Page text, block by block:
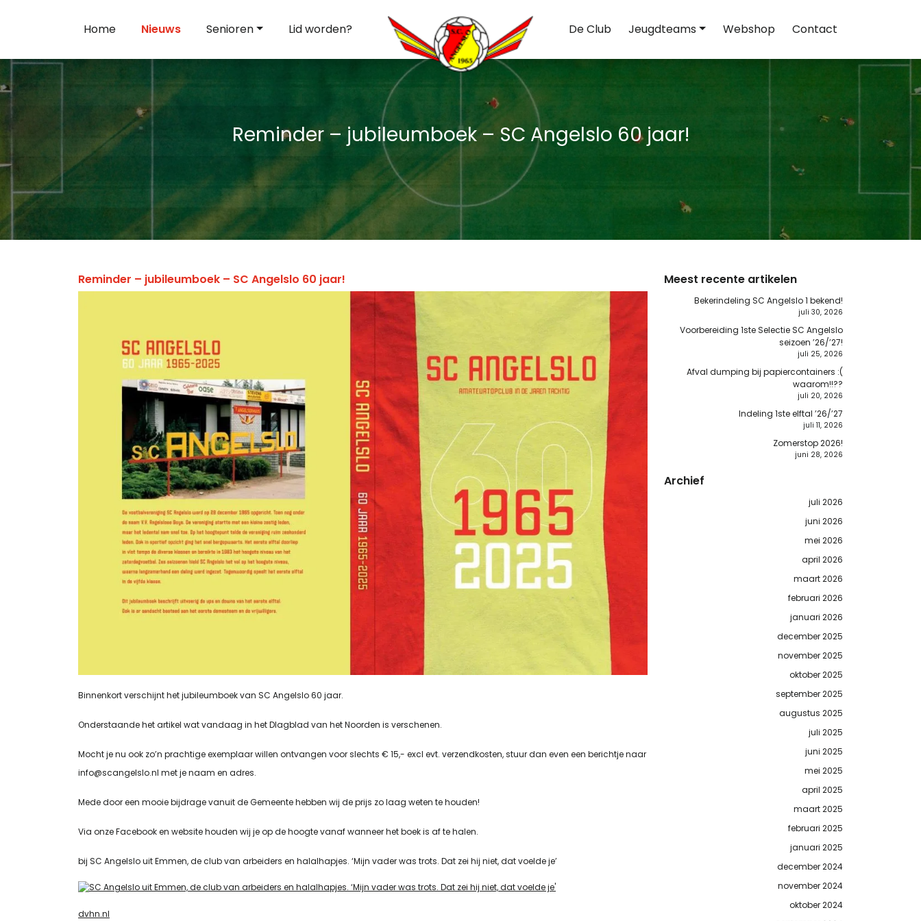
Home Nieuws Senioren Lid worden? De Club Jeugdteams Webshop Contact
Reminder – jubileumboek – SC Angelslo 60 jaar!
Reminder – jubileumboek – SC Angelslo 60 jaar!
Binnenkort verschijnt het jubileumboek van SC Angelslo 60 jaar.
Onderstaande het artikel wat vandaag in het Dlagblad van het Noorden is verschenen.
Mocht je nu ook zo’n prachtige exemplaar willen ontvangen voor slechts € 15,- excl evt. verzendkosten, stuur dan even een berichtje naar
info@scangelslo.nl met je naam en adres.
Mede door een mooie bijdrage vanuit de Gemeente hebben wij de prijs zo laag weten te houden!
Via onze Facebook en website houden wij je op de hoogte vanaf wanneer het boek is af te halen.
bij SC Angelslo uit Emmen, de club van arbeiders en halalhapjes. ‘Mijn vader was trots. Dat zei hij niet, dat voelde je’
dvhn.nl
Meest recente artikelen
Bekerindeling SC Angelslo 1 bekend!
juli 30, 2026
Voorbereiding 1ste Selectie SC Angelslo
seizoen ’26/’27!
juli 25, 2026
Afval dumping bij papiercontainers :(
waarom!!??
juli 20, 2026
Indeling 1ste elftal ’26/’27
juli 11, 2026
Zomerstop 2026!
juni 28, 2026
Archief
juli 2026
juni 2026
mei 2026
april 2026
maart 2026
februari 2026
januari 2026
december 2025
november 2025
oktober 2025
september 2025
augustus 2025
juli 2025
juni 2025
mei 2025
april 2025
maart 2025
februari 2025
januari 2025
december 2024
november 2024
oktober 2024